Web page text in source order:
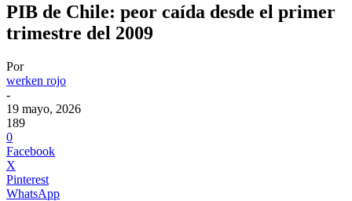
PIB de Chile: peor caída desde el primer
trimestre del 2009
Por
werken rojo
-
19 mayo, 2026
189
0
Facebook
X
Pinterest
WhatsApp